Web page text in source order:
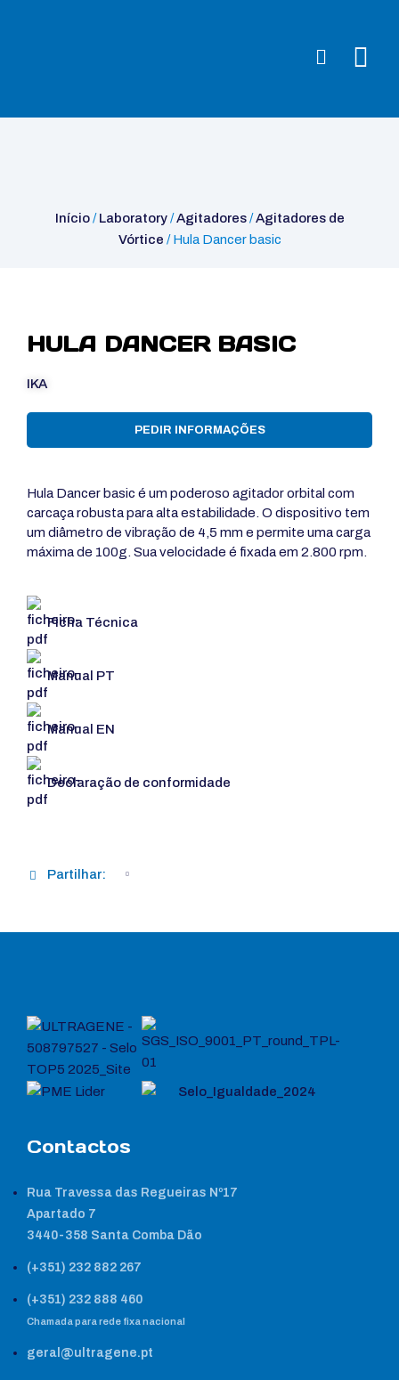
Início/Laboratory/Agitadores/Agitadores de
Vórtice / Hula Dancer basic
HULA DANCER BASIC
IKA
PEDIR INFORMAÇÕES
Hula Dancer basic é um poderoso agitador orbital com
carcaça robusta para alta estabilidade. O dispositivo tem
um diâmetro de vibração de 4,5 mm e permite uma carga
máxima de 100g. Sua velocidade é fixada em 2.800 rpm.
Ficha Técnica
Manual PT
Manual EN
Declaração de conformidade
Partilhar:
Contactos
Rua Travessa das Regueiras Nº17
Apartado 7
3440-358 Santa Comba Dão
(+351) 232 882 267
(+351) 232 888 460
Chamada para rede fixa nacional
geral@ultragene.pt